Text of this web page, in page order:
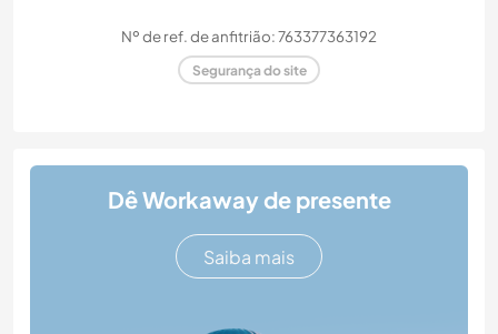
Nº de ref. de anfitrião: 763377363192
Segurança do site
Dê Workaway de presente
Saiba mais